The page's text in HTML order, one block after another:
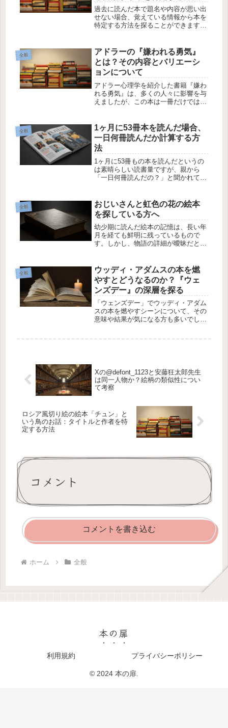
過去に読んだ本で題名や内容が思い出
せない場合、覚えている情報から本を
特定する方法を探ることができます。
関する手がかりから、求めている本を
見つけるためのヒントを提供します。
覚...
全般
アドラーの『嫌われる勇気』
とは？その内容とバリエーシ
ョンについて
アドラー心理学を紹介した書籍『嫌わ
れる勇気』は、多くの人々に影響を与
えましたが、この本は一冊だけではな
しょう。今回は、『嫌われる勇気』の
内容と、関連する書籍についてご紹介
し...
全般
1ヶ月に53冊本を読んだ場合、
一日何冊読んだか計算する方
法
1ヶ月に53冊もの本を読んだというの
は素晴らしい読書量ですが、親から
「一日何冊読んだの？」と聞かれて、
り覚えているけれど、読んだ冊数につ
いては忘れてしまうこともあります。
こ...
全般
おじいさんと虹色の花の絵本
を探している方へ
幼少期に読んだ絵本の記憶は、長い年
月を経ても鮮明に残っているもので
す。しかし、物語の詳細が曖昧だと、
いさんが花を育て、悪い人たちに花を
壊されると、花が虹色に変わるという
物語...
全般
ウッディ・アダムスの本を燃
やすとどうなるのか？『ウェ
ンズデー』の深層を探る
「ウェンズデー」でウッディ・アダム
スの本を燃やすシーンについて、その
意味や結果が気になる方も多いでしょ
Xの@defont_1123と安藤狂太郎先生
は同一人物か？絵柄の類似性につい
て考察
ロシア風切り絵の絵本「チュン」と
いう鳥のお話：タイトルと作者を特
定する方法
コメント
コメントを書き込む
ホーム 全般
本の扉
利用規約 プライバシーポリシー
© 2024 本の扉.